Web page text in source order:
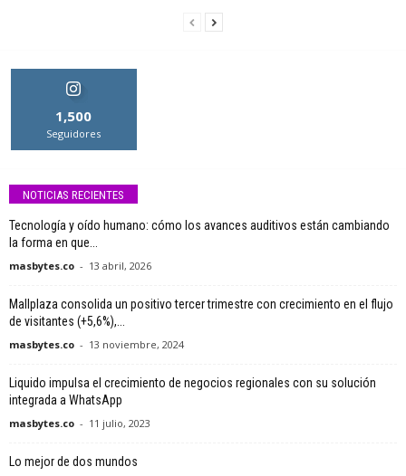
1,500
Seguidores
NOTICIAS RECIENTES
Tecnología y oído humano: cómo los avances auditivos están cambiando
la forma en que...
masbytes.co - 13 abril, 2026
Mallplaza consolida un positivo tercer trimestre con crecimiento en el flujo
de visitantes (+5,6%),...
masbytes.co - 13 noviembre, 2024
Liquido impulsa el crecimiento de negocios regionales con su solución
integrada a WhatsApp
masbytes.co - 11 julio, 2023
Lo mejor de dos mundos